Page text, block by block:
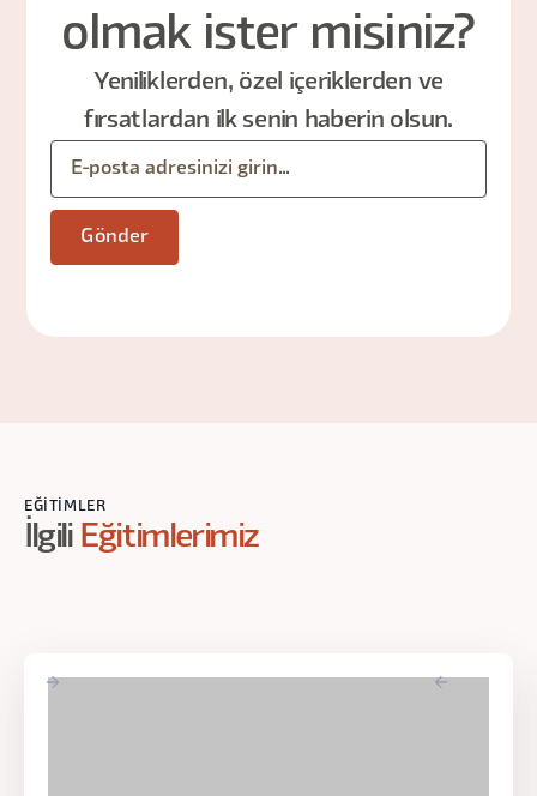
olmak ister misiniz?
Yeniliklerden, özel içeriklerden ve
fırsatlardan ilk senin haberin olsun.
EĞITIMLER
İlgili Eğitimlerimiz